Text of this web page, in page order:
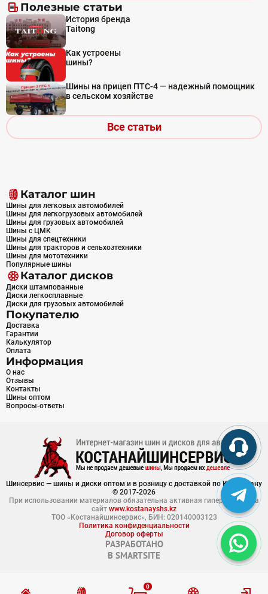
0
Полезные статьи
История бренда
Taitong
Как устроены
шины?
Шины на прицеп ПТС-4 — надежный помощник
в сельском хозяйстве
Все статьи
Каталог шин
Шины для легковых автомобилей
Шины для легкогрузовых автомобилей
Шины для грузовых автомобилей
Шины с ЦМК
Шины для спецтехники
Шины для тракторов и сельхозтехники
Шины для мототехники
Популярные шины
Каталог дисков
Диски штампованные
Диски легкосплавные
Диски для грузовых автомобилей
Покупателю
Доставка
Гарантии
Калькулятор
Оплата
Информация
О нас
Отзывы
Контакты
Шины оптом
Вопросы-ответы
Шинсервис — шины и диски оптом и в розницу с доставкой по Казахстану
© 2017-2026
При использовании материалов обязательна активная гиперссылка на
сайт www.kostanayshs.kz
ТОО «Костанайшинсервис», БИН: 020140003123
Политика конфиденциальности
Договор оферты
РАЗРАБОТАНО
В SMARTSITE